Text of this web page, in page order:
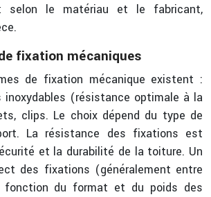
selon le matériau et le fabricant,
fixation mécaniques
de fixation mécanique existent :
(résistance optimale à la
clips. Le choix dépend du type de
La résistance des fixations est
et la durabilité de la toiture. Un
des fixations (généralement entre
du format et du poids des